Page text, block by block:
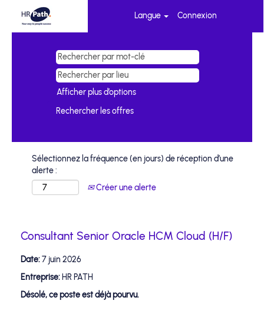
Langue Connexion
Afficher plus d’options
Sélectionnez la fréquence (en jours) de réception d’une
alerte :
Créer une alerte
Consultant Senior Oracle HCM Cloud (H/F)
Date:7 juin 2026
Entreprise: HR PATH
Désolé, ce poste est déjà pourvu.